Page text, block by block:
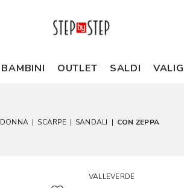
BAMBINI OUTLET SALDI
DONNA | SCARPE | SANDALI | CON ZEPPA
VALLEVERDE